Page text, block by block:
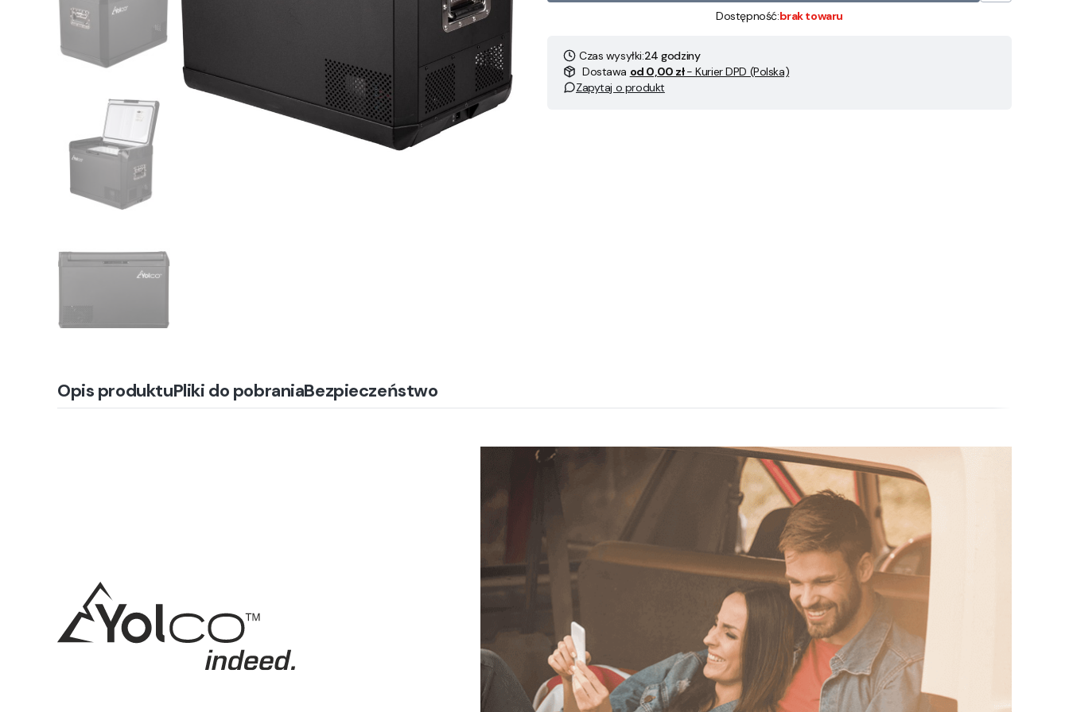
Dostępność:brak towaru
Czas wysyłki:24 godziny
Dostawa od 0,00 zł- Kurier DPD (Polska)
Zapytaj o produkt
Opis produktuPliki do pobraniaBezpieczeństwo